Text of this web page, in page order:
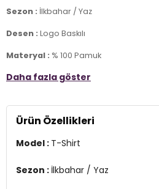
Sezon : İlkbahar / Yaz
Desen : Logo Baskılı
Materyal : % 100 Pamuk
Yaka Bilgisi : Bisiklet Yaka
Kalıp Bilgisi :Regular Fit
Manken Ölçüsü :Boy : 190 cm /
Üretim Yeri :Türkiye
Daha fazla göster
Ürün Özellikleri
Model : T-Shirt
Sezon : İlkbahar / Yaz